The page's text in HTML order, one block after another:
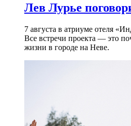
Лев Лурье
7 августа в атриуме отеля
Все встречи проекта — это
жизни в городе на Неве.